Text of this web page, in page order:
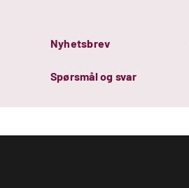
Nyhetsbrev
Spørsmål og svar